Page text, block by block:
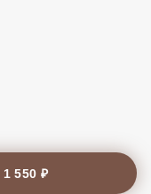
1 550 ₽